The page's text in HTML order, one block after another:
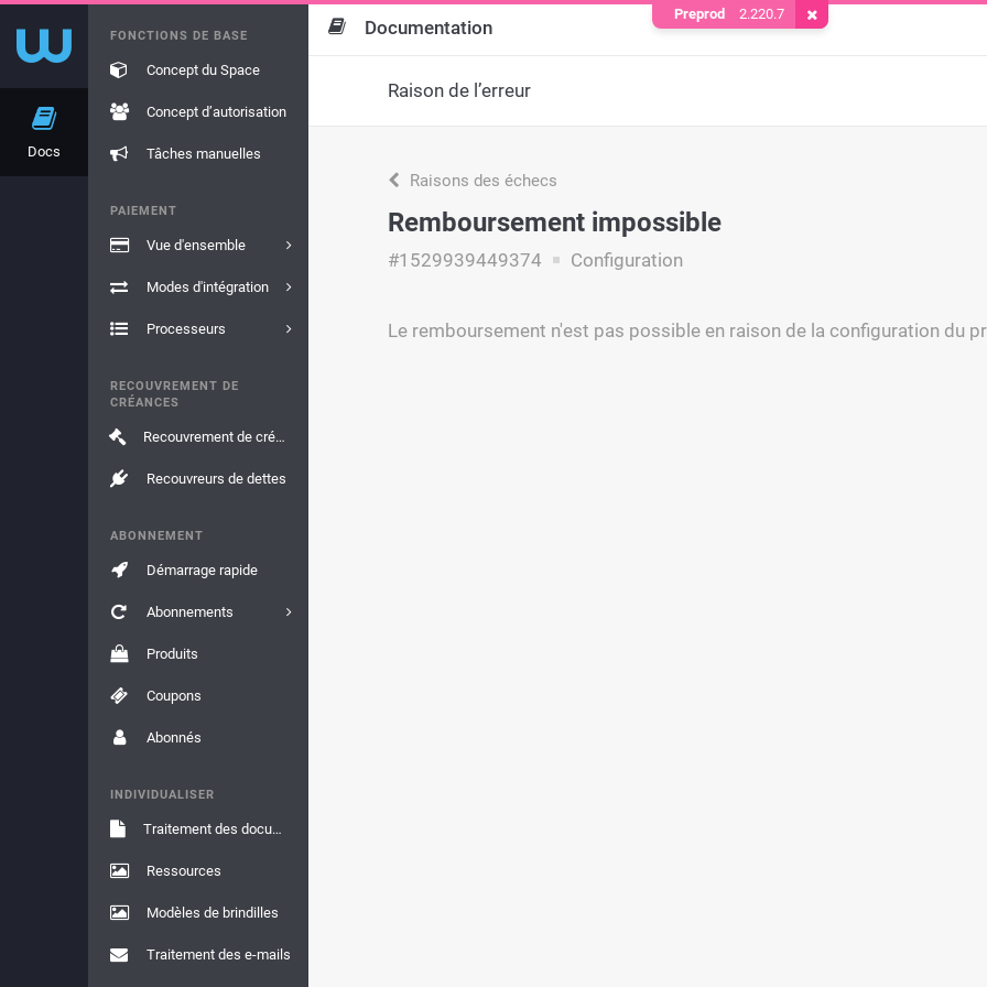
Docs
FONCTIONS DE BASE
Concept du Space
Concept d’autorisation
Tâches manuelles
PAIEMENT
Vue d'ensemble
Modes d'intégration
Processeurs
RECOUVREMENT DE
CRÉANCES
Recouvrement de créances
Recouvreurs de dettes
ABONNEMENT
Démarrage rapide
Abonnements
Produits
Coupons
Abonnés
INDIVIDUALISER
Traitement des documents
Ressources
Modèles de brindilles
Traitement des e-mails
Documentation
Raison de l’erreur
Raisons des échecs
Remboursement impossible
#1529939449374 Configuration
Le remboursement n'est pas possible en raison de la configuration du
Preprod 2.220.7 Supprimer le cookie